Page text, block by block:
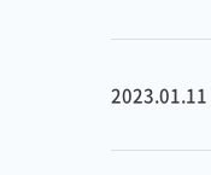
2023.01.11